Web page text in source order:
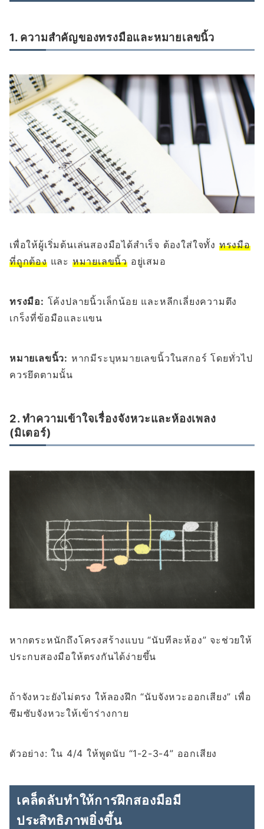
1. ความสำคัญของทรงมือและหมายเลขนิ้ว
เพื่อให้ผู้เริ่มต้นเล่นสองมือได้สำเร็จ ต้องใส่ใจทั้ง ทรงมือ
ที่ถูกต้องและ หมายเลขนิ้ว อยู่เสมอ
ทรงมือ: โค้งปลายนิ้วเล็กน้อย และหลีกเลี่ยงความตึง
เกร็งที่ข้อมือและแขน
หมายเลขนิ้ว: หากมีระบุหมายเลขนิ้วในสกอร์ โดยทั่วไป
ควรยึดตามนั้น
2. ทำความเข้าใจเรื่องจังหวะและห้องเพลง
(มิเตอร์)
หากตระหนักถึงโครงสร้างแบบ “นับทีละห้อง” จะช่วยให้
ประกบสองมือให้ตรงกันได้ง่ายขึ้น
ถ้าจังหวะยังไม่ตรง ให้ลองฝึก “นับจังหวะออกเสียง” เพื่อ
ซึมซับจังหวะให้เข้าร่างกาย
ตัวอย่าง: ใน 4/4 ให้พูดนับ “1-2-3-4” ออกเสียง
เคล็ดลับทำให้การฝึกสองมือมี
ประสิทธิภาพยิ่งขึ้น